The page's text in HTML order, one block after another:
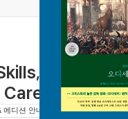
Outsmart
Master Hard
에디션 안내